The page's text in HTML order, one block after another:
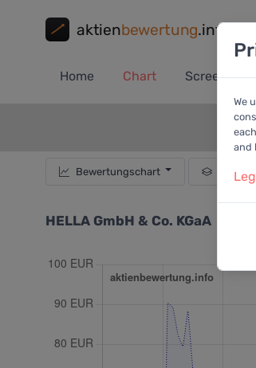
aktienbewertung.info
Home Chart Screener
Bewertungschart
HELLA GmbH & Co. KGaA
We
and